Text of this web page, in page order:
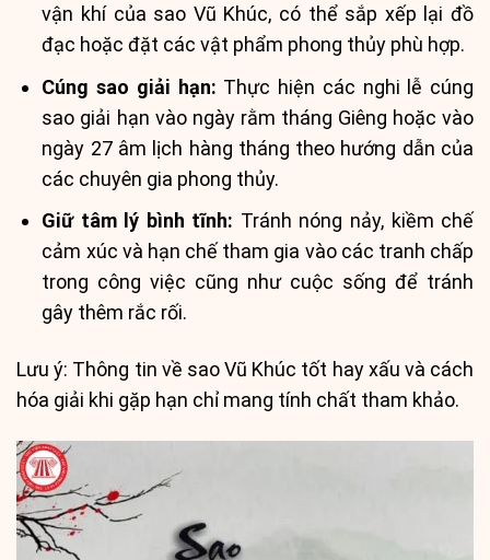
vận khí của sao Vũ Khúc, có thể sắp xếp lại đồ
đạc hoặc đặt các vật phẩm phong thủy phù hợp.
Cúng sao giải hạn: Thực hiện các nghi lễ cúng
sao giải hạn vào ngày rằm tháng Giêng hoặc vào
ngày 27 âm lịch hàng tháng theo hướng dẫn của
các chuyên gia phong thủy.
Giữ tâm lý bình tĩnh: Tránh nóng nảy, kiềm chế
cảm xúc và hạn chế tham gia vào các tranh chấp
trong công việc cũng như cuộc sống để tránh
gây thêm rắc rối.
Lưu ý: Thông tin về sao Vũ Khúc tốt hay xấu và cách
hóa giải khi gặp hạn chỉ mang tính chất tham khảo.